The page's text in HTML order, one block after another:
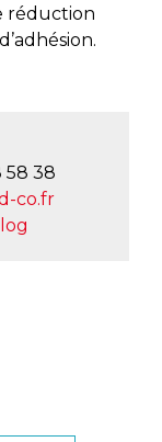
réduction
58 38
co.fr